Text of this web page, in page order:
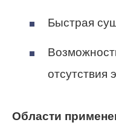
Быстрая
отсутствия
Области